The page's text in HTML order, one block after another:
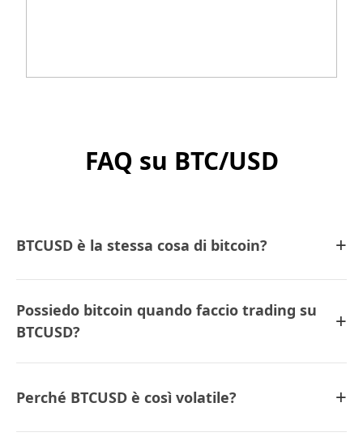
FAQ su BTC/USD
BTCUSD è la stessa cosa di bitcoin? +
Possiedo bitcoin quando faccio trading su
BTCUSD?
+
Perché BTCUSD è così volatile? +